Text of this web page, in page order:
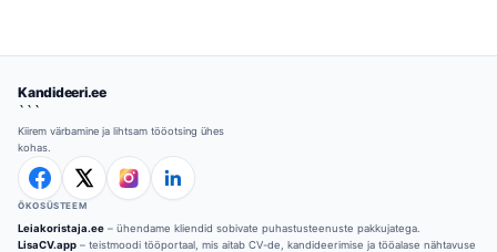
Kandideeri.ee
```
Kiirem värbamine ja lihtsam tööotsing ühes
kohas.
ÖKOSÜSTEEM
Leiakoristaja.ee – ühendame kliendid sobivate puhastusteenuste pakkujatega.
LisaCV.app – teistmoodi tööportaal, mis aitab CV-de, kandideerimise ja tööalase nähtavuse